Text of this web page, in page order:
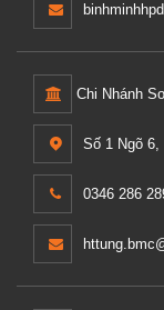
Chi Nhánh
Số 1 Ngõ
0346 286